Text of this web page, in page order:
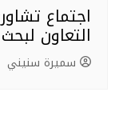
اجتماع
التعاون
سميرة سنيني